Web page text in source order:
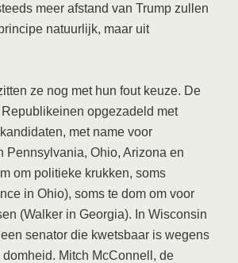
meer afstand van Trump zullen
natuurlijk, maar uit
ze nog met hun fout keuze. De
opgezadeld met
met name voor
Pennsylvania, Ohio, Arizona en
om politieke krukken, soms
in Ohio), soms te dom om voor
(Walker in Georgia). In Wisconsin
senator die kwetsbaar is wegens
Mitch McConnell, de